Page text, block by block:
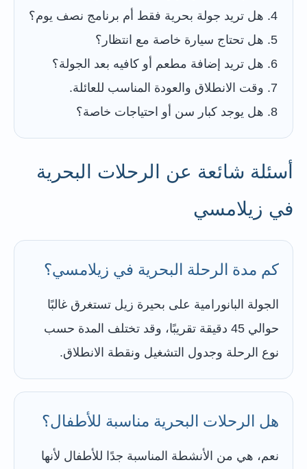
هل تريد جولة بحرية فقط أم برنامج نصف يوم؟
هل تحتاج سيارة خاصة مع انتظار؟
هل تريد إضافة مطعم أو كافيه بعد الجولة؟
وقت الانطلاق والعودة المناسب للعائلة.
هل يوجد كبار سن أو احتياجات خاصة؟
أسئلة شائعة عن الرحلات البحرية
في زيلامسي
كم مدة الرحلة البحرية في زيلامسي؟
الجولة البانورامية على بحيرة زيل تستغرق غالبًا
حوالي 45 دقيقة تقريبًا، وقد تختلف المدة حسب
نوع الرحلة وجدول التشغيل ونقطة الانطلاق.
هل الرحلات البحرية مناسبة للأطفال؟
نعم، هي من الأنشطة المناسبة جدًا للأطفال لأنها